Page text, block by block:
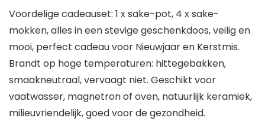
Voordelige cadeauset: 1 x sake-pot, 4 x sake-
mokken, alles in een stevige geschenkdoos, veilig en
mooi, perfect cadeau voor Nieuwjaar en Kerstmis.
Brandt op hoge temperaturen: hittegebakken,
smaakneutraal, vervaagt niet. Geschikt voor
vaatwasser, magnetron of oven, natuurlijk keramiek,
milieuvriendelijk, goed voor de gezondheid.